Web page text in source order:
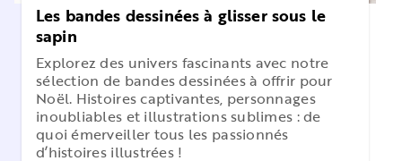
Les bandes dessinées à glisser sous le
sapin
Explorez des univers fascinants avec notre
sélection de bandes dessinées à offrir pour
Noël. Histoires captivantes, personnages
inoubliables et illustrations sublimes : de
quoi émerveiller tous les passionnés
d’histoires illustrées !